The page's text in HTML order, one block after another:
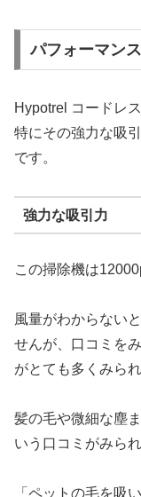
パフォーマンス
Hypotrel コードレ
特にその強力な吸
です。
強力な吸引力
この掃除機は
風量がわからない
せんが、口コミを
がとても多くみられ
髪の毛や微細な塵
いう口コミがみられ
「ペットの毛を吸